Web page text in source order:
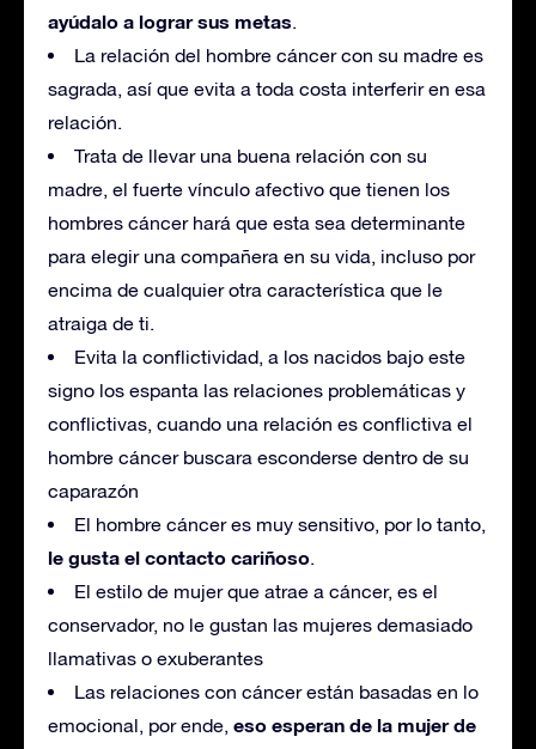
ayúdalo a lograr sus metas.
La relación del hombre cáncer con su madre es
sagrada, así que evita a toda costa interferir en esa
relación.
Trata de llevar una buena relación con su
madre, el fuerte vínculo afectivo que tienen los
hombres cáncer hará que esta sea determinante
para elegir una compañera en su vida, incluso por
encima de cualquier otra característica que le
atraiga de ti.
Evita la conflictividad, a los nacidos bajo este
signo los espanta las relaciones problemáticas y
conflictivas, cuando una relación es conflictiva el
hombre cáncer buscara esconderse dentro de su
caparazón
El hombre cáncer es muy sensitivo, por lo tanto,
le gusta el contacto cariñoso.
El estilo de mujer que atrae a cáncer, es el
conservador, no le gustan las mujeres demasiado
llamativas o exuberantes
Las relaciones con cáncer están basadas en lo
emocional, por ende, eso esperan de la mujer de